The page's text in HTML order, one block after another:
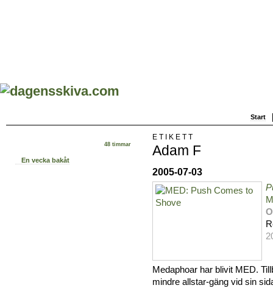
Start
48 timmar
En vecka bakåt
ETIKETT
Adam F
2005-07-03
Medaphoar har blivit MED.
mindre allstar-gäng vid sin